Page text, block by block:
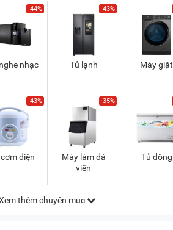
-44%
nhạc
-43%
Tủ lạnh Máy giặt
-43%
điện
-35%
Máy làm đá
viên
Tủ đông
thêm chuyên mục